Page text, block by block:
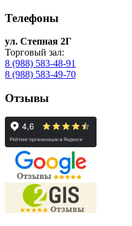
Телефоны
ул. Степная 2Г
Торговый зал:
8 (988) 583-48-91
8 (988) 583-49-70
Отзывы